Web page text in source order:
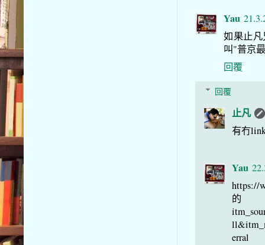
Yau
如果止
叫"普京
回覆
回覆
止凡
有冇
Yau
https://
erral